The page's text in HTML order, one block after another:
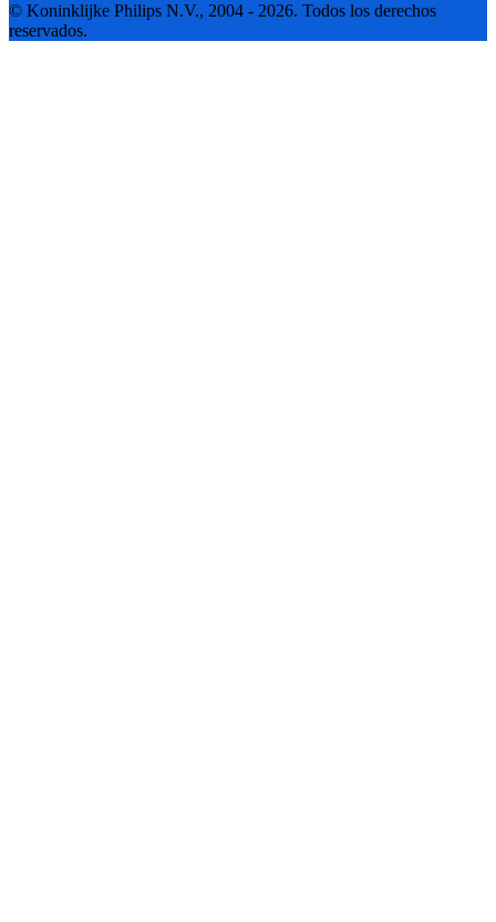
© Koninklijke Philips N.V., 2004 - 2026. Todos los derechos
reservados.